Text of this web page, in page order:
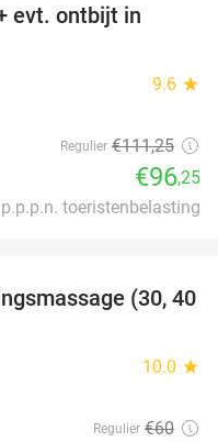
evt. ontbijt in
9.6 star
Regulier €111,25
€96,25
toeristenbelasting
60%
(30, 40
10.0 star
Regulier €60